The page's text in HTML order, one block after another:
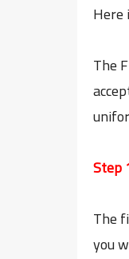
Here
The
Step
The
you